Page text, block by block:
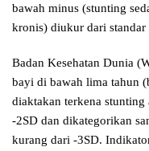
bawah minus (stunting
kronis) diukur dari
Badan Kesehatan Dunia
bayi di bawah lima tahun
diaktakan terkena
-2SD dan dikategorikan
kurang dari -3SD.